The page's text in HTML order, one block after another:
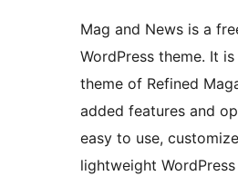
Mag and News is a
WordPress theme. It
theme of Refined
added features and
easy to use,
lightweight